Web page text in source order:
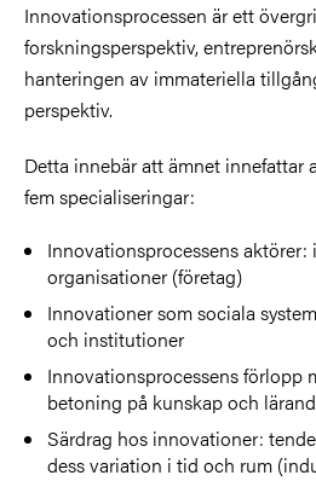
Innovationsprocessen är ett
forskningsperspektiv,
hanteringen av immateriella
perspektiv.
Detta innebär att ämnet innefattar
fem specialiseringar:
Innovationsprocessens
organisationer (företag)
Innovationer som sociala
och institutioner
Innovationsprocessens förlopp
betoning på kunskap och
Särdrag hos innovationer:
dess variation i tid och rum